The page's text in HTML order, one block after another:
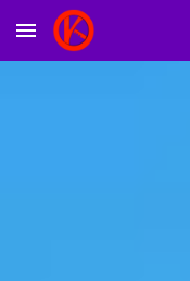
Skip to main content